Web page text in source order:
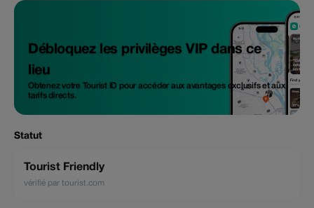
Débloquez les privilèges VIP dans ce
lieu
Obtenez votre Tourist ID pour accéder aux avantages exclusifs et aux
tarifs directs.
Statut
Tourist Friendly
vérifié par tourist.com